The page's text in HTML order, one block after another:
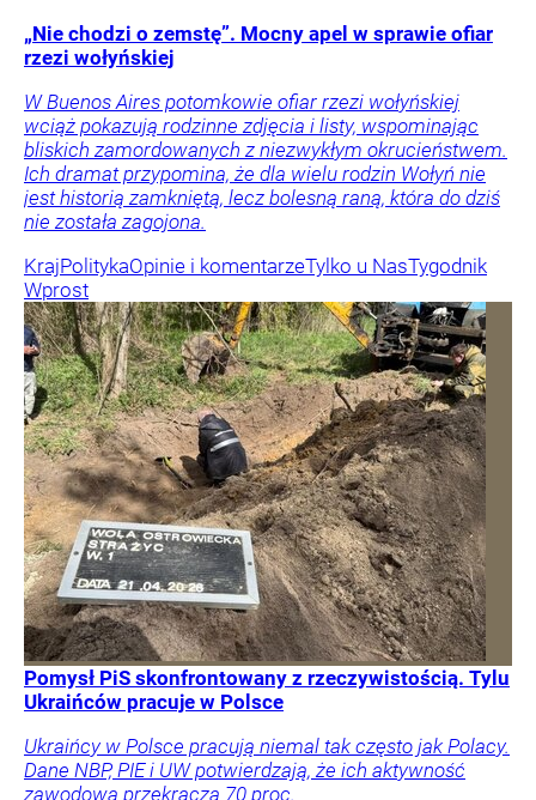
„Nie chodzi o zemstę”. Mocny apel w sprawie ofiar
rzezi wołyńskiej
W Buenos Aires potomkowie ofiar rzezi wołyńskiej
wciąż pokazują rodzinne zdjęcia i listy, wspominając
bliskich zamordowanych z niezwykłym okrucieństwem.
Ich dramat przypomina, że dla wielu rodzin Wołyń nie
jest historią zamkniętą, lecz bolesną raną, która do dziś
nie została zagojona.
KrajPolitykaOpinie i komentarzeTylko u NasTygodnik
Wprost
Pomysł PiS skonfrontowany z rzeczywistością. Tylu
Ukraińców pracuje w Polsce
Ukraińcy w Polsce pracują niemal tak często jak Polacy.
Dane NBP, PIE i UW potwierdzają, że ich aktywność
zawodowa przekracza 70 proc.